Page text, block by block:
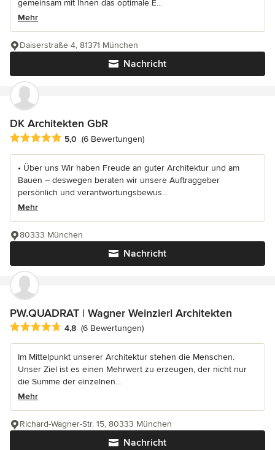
gemeinsam mit Ihnen das optimale E...
Mehr
Nachricht
Daiserstraße 4, 81371 München
DK Architekten GbR
Durchschnittliche Bewertung: 5 von 5 Sternen
5,0 (6 Bewertungen)
• Über uns Wir haben Freude an guter Architektur und am
Bauen – deswegen beraten wir unsere Auftraggeber
persönlich und verantwortungsbewus...
Mehr
Nachricht
80333 München
PW.QUADRAT | Wagner Weinzierl Architekten
Durchschnittliche Bewertung: 4.8 von 5 Sternen
4,8 (6 Bewertungen)
Im Mittelpunkt unserer Architektur stehen die Menschen.
Unser Ziel ist es einen Mehrwert zu erzeugen, der nicht nur
die Summe der einzelnen...
Mehr
Nachricht
Richard-Wagner-Str. 15, 80333 München